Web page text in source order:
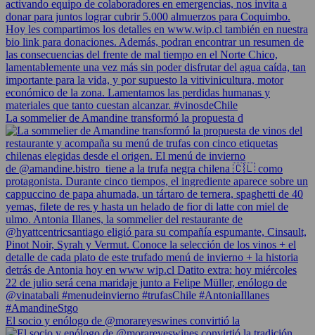
La sommelier de Amandine transformó la propuesta d
El socio y enólogo de @morareyeswines convirtió la